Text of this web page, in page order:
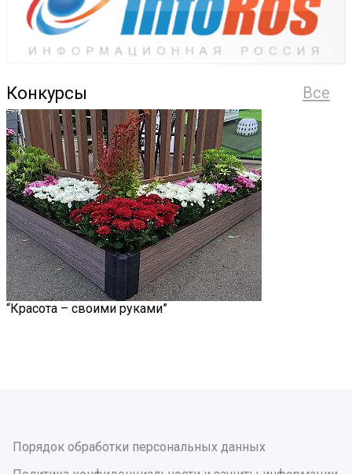
Все
Конкурсы
“Красота – своими руками”
Порядок обработки персональных данных